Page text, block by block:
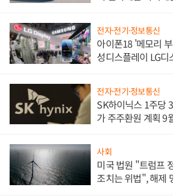
전자·전기·정보통신
아이폰18 '메모리
성디스플레이 LG
전자·전기·정보통신
SK하이닉스 1주당
가 주주환원 계획 9
사회
미국 법원 "트럼프
조치는 위법", 해제